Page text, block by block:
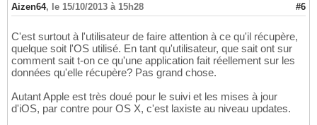
Aizen64, le 15/10/2013 à 15h28 #6
C'est surtout à l'utilisateur de faire attention à ce qu'il récupère,
quelque soit l'OS utilisé. En tant qu'utilisateur, que sait ont sur
comment sait t-on ce qu'une application fait réellement sur les
données qu'elle récupère? Pas grand chose.
Autant Apple est très doué pour le suivi et les mises à jour
d'iOS, par contre pour OS X, c'est laxiste au niveau updates.